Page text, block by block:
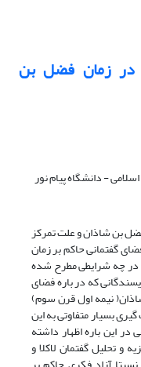
در زمان فضل بن
- دانشگاه پیام نور
بن شاذان و علت تمرکز
گفتمانی حاکم بر زمان
چه شرایطی مطرح شده
که در باره فضای
نیمه اول قرن سوم)
بسیار متفاوتی به این
این باره اظهار داشته
و تحلیل گفتمان لاکلا و